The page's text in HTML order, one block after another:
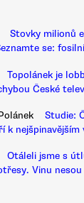
Stovky milionů
se:
Topolánek je
České
Studie:
k nejšpinavějším
Otáleli jsme s
Vinu